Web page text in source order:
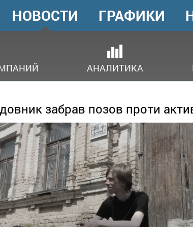
ГОЛОВНЕ
МЕНЮ
НОВОСТИ
АНАЛИТИКА
ГРАФИКИ
забрав позов проти